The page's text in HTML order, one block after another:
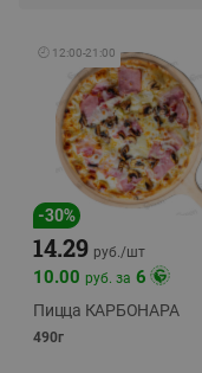
🕘 12:00-21:00
-30%
14.29 руб./шт
10.00 руб. за 6
Пицца КАРБОНАРА
490г